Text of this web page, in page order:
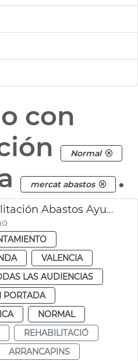
con
Normal
mercat abastos .
Inicio obras rehabilitación Abastos Ayuntamiento València
VALENCIA
LAS AUDIENCIAS
PORTADA
NORMAL
REHABILITACIÓ
ARRANCAPINS